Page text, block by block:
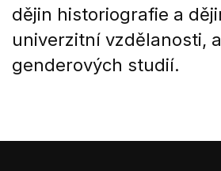
dějin historiografie a
univerzitní vzdělanosti,
genderových studií.